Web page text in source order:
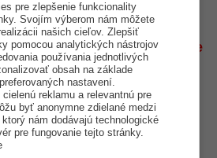
databázy.
sieťové riešenie aplikácie,
pred vykonaním reindexácie
vypnutú na všetkých PC!
databázy.(Kliknutím na databázu v
okne pravým tlačidlom, sa zobrazí
pre prácu s databázou. Vyberte
hlásenie
pre zlepšenie funkcionality
Svojím výberom nám môžete
našich cieľov. Zlepšiť
pomocou analytických nástrojov
používania jednotlivých
obsah na základe
nastavení.
reklamu a relevantnú pre
byť anonymne zdielané medzi
nám dodávajú technologické
pre fungovanie tejto stránky.